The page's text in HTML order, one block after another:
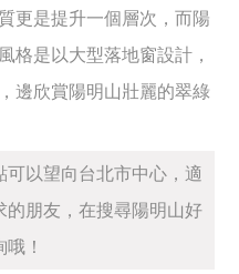
更是提升一個層次，而陽
格是以大型落地窗設計，
邊欣賞陽明山壯麗的翠綠
可以望向台北市中心，適
的朋友，在搜尋陽明山好
！